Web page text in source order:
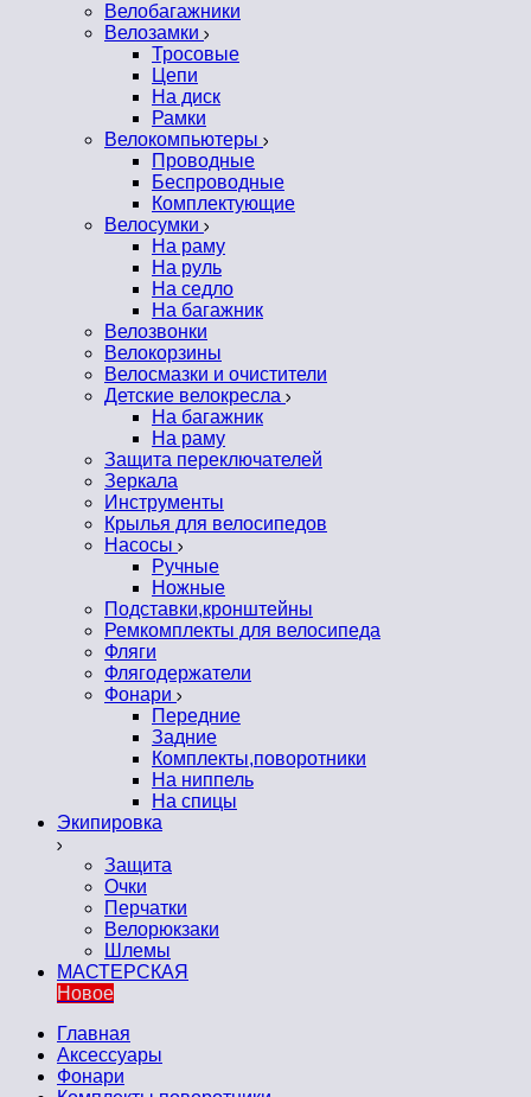
Велобагажники
Велозамки
Тросовые
Цепи
На диск
Рамки
Велокомпьютеры
Проводные
Беспроводные
Комплектующие
Велосумки
На раму
На руль
На седло
На багажник
Велозвонки
Велокорзины
Велосмазки и очистители
Детские велокресла
На багажник
На раму
Защита переключателей
Зеркала
Инструменты
Крылья для велосипедов
Насосы
Ручные
Ножные
Подставки,кронштейны
Ремкомплекты для велосипеда
Фляги
Флягодержатели
Фонари
Передние
Задние
Комплекты,поворотники
На ниппель
На спицы
Экипировка
Защита
Очки
Перчатки
Велорюкзаки
Шлемы
МАСТЕРСКАЯ
Новое
Главная
Аксессуары
Фонари